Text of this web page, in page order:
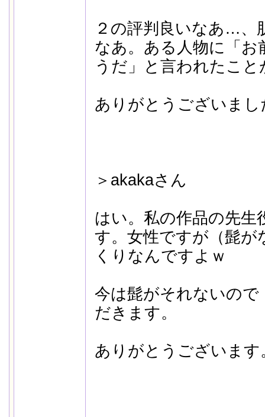
２の評判良いなあ…、
なあ。ある人物に「お
うだ」と言われたこ
ありがとうございまし
＞akakaさん
はい。私の作品の先生
す。女性ですが（髭が
くりなんですよｗ
今は髭がそれないの
だきます。
ありがとうございます